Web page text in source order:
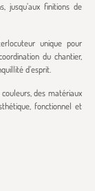
jusqu’aux finitions de
unique pour
du chantier,
d’esprit.
des matériaux
fonctionnel et